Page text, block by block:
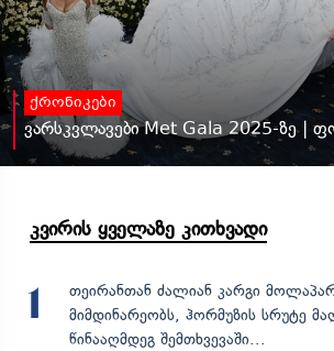
ქრონიკები
ვარსკვლავები Met Gala 2025-ზე |
კვირის ყველაზე კითხვადი
1
თეირანთან ძალიან კარგი
მიმდინარეობს, ჰორმუზის სრუტე
წინააღმდეგ შემთხვევაში...